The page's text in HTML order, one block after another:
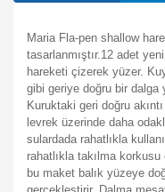
Maria Fla-pen shallow
tasarlanmıştır.12 adet
hareketi çizerek yüzer.
gibi geriye doğru bir dalga
Kuruktaki geri doğru
levrek üzerinde daha
sulardada rahatlıkla
rahatlıkla takılma
bu maket balık yüzeye